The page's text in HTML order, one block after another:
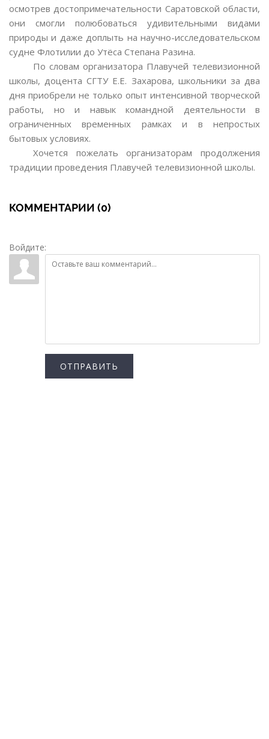
осмотрев достопримечательности Саратовской области,
они смогли полюбоваться удивительными видами
природы и даже доплыть на научно-исследовательском
судне Флотилии до Утёса Степана Разина.
По словам организатора Плавучей телевизионной
школы, доцента СГТУ Е.Е. Захарова, школьники за два
дня приобрели не только опыт интенсивной творческой
работы, но и навык командной деятельности в
ограниченных временных рамках и в непростых
бытовых условиях.
Хочется пожелать организаторам продолжения
традиции проведения Плавучей телевизионной школы.
КОММЕНТАРИИ (0)
Войдите:
ОТПРАВИТЬ